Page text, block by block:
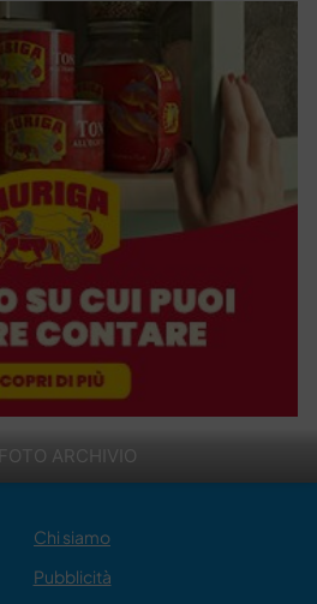
FOTO ARCHIVIO
Chi siamo
Pubblicità